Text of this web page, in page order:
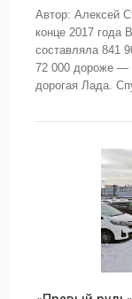
Автор: Алексей
конце 2017 года
составляла 841
72 000 дороже —
дорогая Лада.